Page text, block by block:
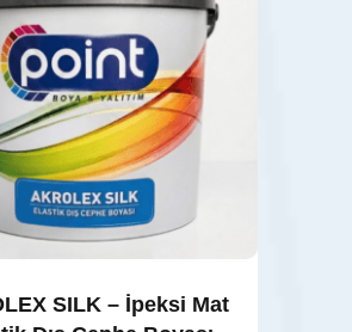
Seçenekler
SILK – İpeksi Mat